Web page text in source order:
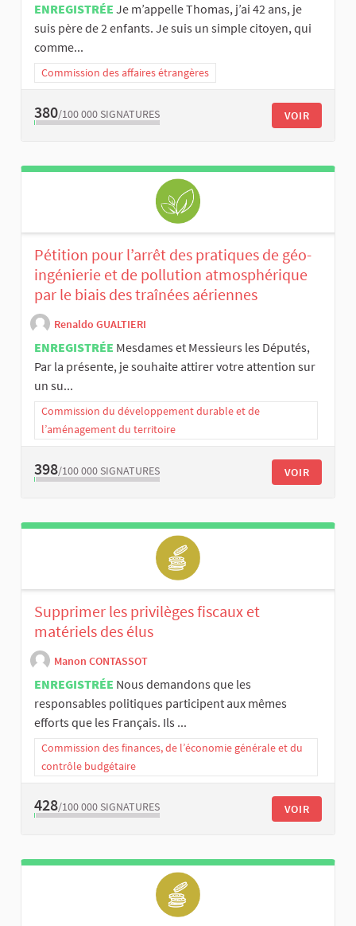
ENREGISTRÉE Je m’appelle Thomas, j’ai 42 ans, je
suis père de 2 enfants. Je suis un simple citoyen, qui
comme...
Commission des affaires étrangères
380/100 000 SIGNATURES VOIR
Pétition pour l’arrêt des pratiques de géo-
ingénierie et de pollution atmosphérique
par le biais des traînées aériennes
Renaldo GUALTIERI
ENREGISTRÉE Mesdames et Messieurs les Députés,
Par la présente, je souhaite attirer votre attention sur
un su...
Commission du développement durable et de
l’aménagement du territoire
398/100 000 SIGNATURES VOIR
Supprimer les privilèges fiscaux et
matériels des élus
Manon CONTASSOT
ENREGISTRÉE Nous demandons que les
responsables politiques participent aux mêmes
efforts que les Français. Ils ...
Commission des finances, de l’économie générale et du
contrôle budgétaire
428/100 000 SIGNATURES VOIR